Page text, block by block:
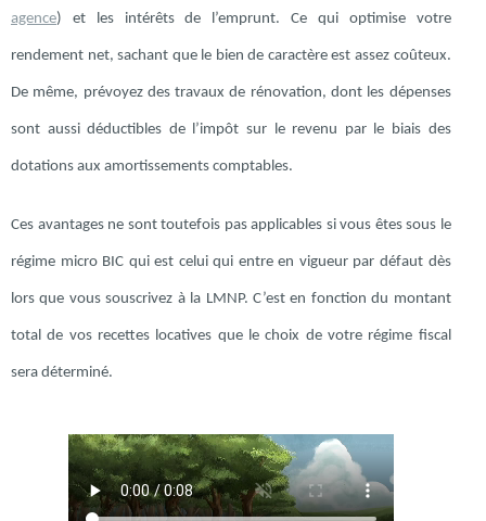
agence) et les intérêts de l’emprunt. Ce qui optimise votre
rendement net, sachant que le bien de caractère est assez coûteux.
De même, prévoyez des travaux de rénovation, dont les dépenses
sont aussi déductibles de l’impôt sur le revenu par le biais des
dotations aux amortissements comptables.
Ces avantages ne sont toutefois pas applicables si vous êtes sous le
régime micro BIC qui est celui qui entre en vigueur par défaut dès
lors que vous souscrivez à la LMNP. C’est en fonction du montant
total de vos recettes locatives que le choix de votre régime fiscal
sera déterminé.